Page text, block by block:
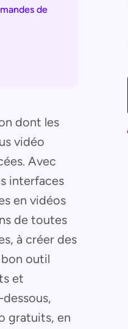
de
dont les
vidéo
Avec
interfaces
en vidéos
de toutes
à créer des
outil
et
gratuits, en